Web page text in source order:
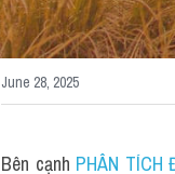
June 28, 2025
Bên cạnh PHÂN TÍCH